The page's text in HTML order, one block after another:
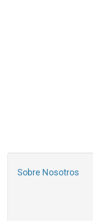
Sobre Nosotros